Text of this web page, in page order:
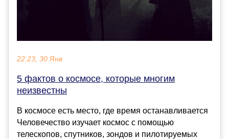
22:23, 30 Янв
5 фактов о космосе, которые многим
неизвестны
В космосе есть место, где время останавливается
Человечество изучает космос с помощью
телескопов, спутников, зондов и пилотируемых